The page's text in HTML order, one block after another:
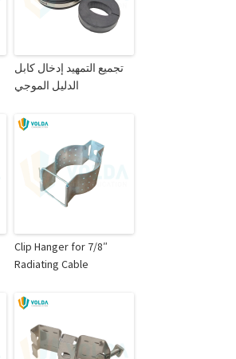
تجميع التمهيد إدخال كابل
الدليل الموجي
Clip Hanger for 7/8″
Radiating Cable